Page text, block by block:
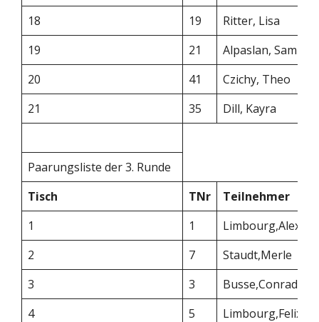
18
19
Ritter, Lisa
19
21
Alpaslan, Sami
20
41
Czichy, Theo
21
35 Dill, Kayra
Paarungsliste der 3. Runde
Tisch
TNr
Teilnehmer
1
1
2
7
Staudt,Merle
3
3
Busse,Conrad
4
5
Limbourg,Felix